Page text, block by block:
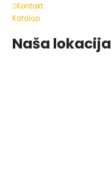
Kontakt
Katalozi
Naša lokacija